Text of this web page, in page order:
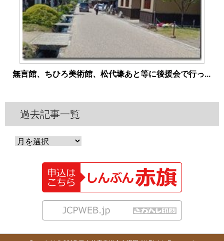
無言館、ちひろ美術館、松代壕あと等に後援会で行っ...
過去記事一覧